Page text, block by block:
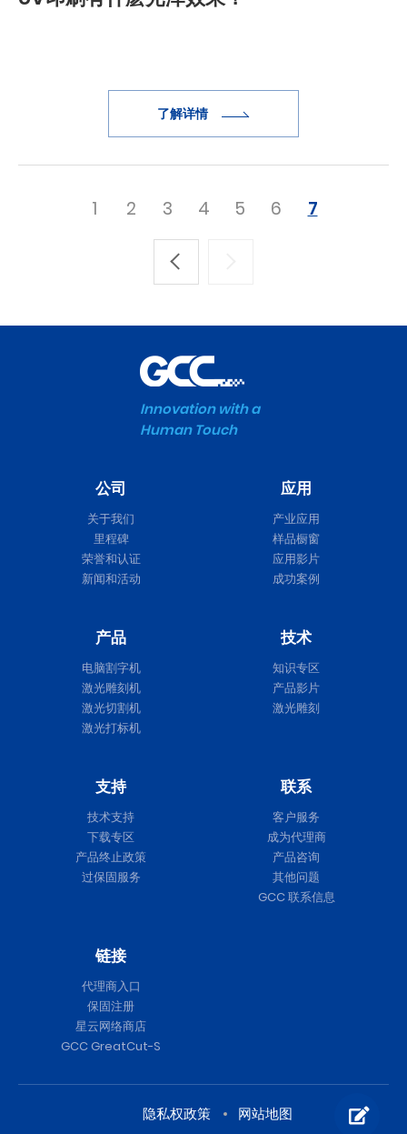
了解详情
1 2 3 4 5 6 7
Innovation with a
Human Touch
公司
关于我们
里程碑
荣誉和认证
新闻和活动
应用
产业应用
样品橱窗
应用影片
成功案例
产品
电脑割字机
激光雕刻机
激光切割机
激光打标机
技术
知识专区
产品影片
激光雕刻
支持
技术支持
下载专区
产品终止政策
过保固服务
联系
客户服务
成为代理商
产品咨询
其他问题
GCC 联系信息
链接
代理商入口
保固注册
星云网络商店
GCC GreatCut-S
隐私权政策 网站地图